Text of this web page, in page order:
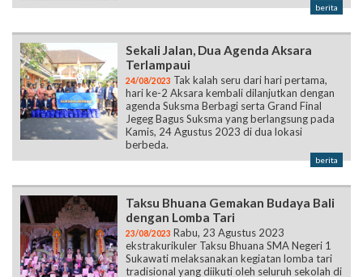
berita
Sekali Jalan, Dua Agenda Aksara
Terlampaui
24/08/2023 Tak kalah seru dari hari pertama,
hari ke-2 Aksara kembali dilanjutkan dengan
agenda Suksma Berbagi serta Grand Final
Jegeg Bagus Suksma yang berlangsung pada
Kamis, 24 Agustus 2023 di dua lokasi
berbeda.
berita
Taksu Bhuana Gemakan Budaya Bali
dengan Lomba Tari
23/08/2023 Rabu, 23 Agustus 2023
ekstrakurikuler Taksu Bhuana SMA Negeri 1
Sukawati melaksanakan kegiatan lomba tari
tradisional yang diikuti oleh seluruh sekolah di